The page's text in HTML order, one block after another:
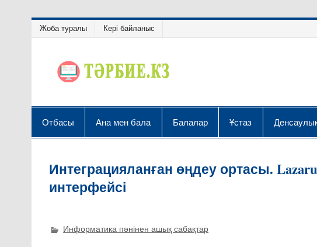
Жоба туралы Кері байланыс
Отбасы Ана мен бала Балалар Ұстаз
Интеграцияланған өңдеу ортасы.
интерфейсі
Информатика пәнінен ашық сабақтар